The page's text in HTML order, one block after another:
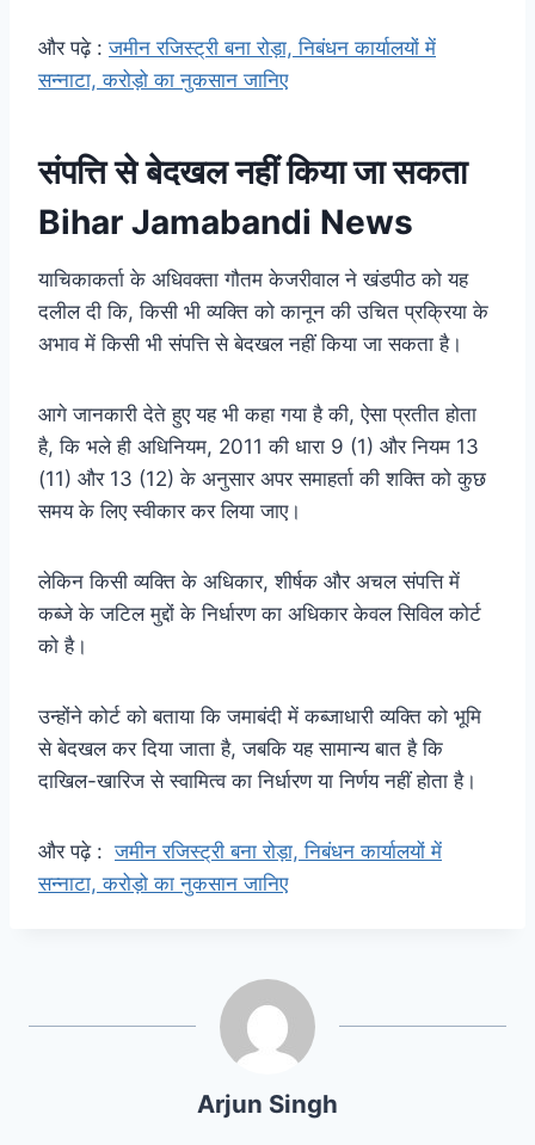
और पढ़े :जमीन रजिस्ट्री बना रोड़ा, निबंधन कार्यालयों में
सन्नाटा, करोड़ो का नुकसान जानिए
संपत्ति से बेदखल नहीं किया जा सकता
Bihar Jamabandi News
याचिकाकर्ता के अधिवक्ता गौतम केजरीवाल ने खंडपीठ को यह
दलील दी कि, किसी भी व्यक्ति को कानून की उचित प्रक्रिया के
अभाव में किसी भी संपत्ति से बेदखल नहीं किया जा सकता है।
आगे जानकारी देते हुए यह भी कहा गया है की, ऐसा प्रतीत होता
है, कि भले ही अधिनियम, 2011 की धारा 9 (1) और नियम 13
(11) और 13 (12) के अनुसार अपर समाहर्ता की शक्ति को कुछ
समय के लिए स्वीकार कर लिया जाए।
लेकिन किसी व्यक्ति के अधिकार, शीर्षक और अचल संपत्ति में
कब्जे के जटिल मुद्दों के निर्धारण का अधिकार केवल सिविल कोर्ट
को है।
उन्होंने कोर्ट को बताया कि जमाबंदी में कब्जाधारी व्यक्ति को भूमि
से बेदखल कर दिया जाता है, जबकि यह सामान्य बात है कि
दाखिल-खारिज से स्वामित्व का निर्धारण या निर्णय नहीं होता है।
और पढ़े :जमीन रजिस्ट्री बना रोड़ा, निबंधन कार्यालयों में
सन्नाटा, करोड़ो का नुकसान जानिए
Arjun Singh